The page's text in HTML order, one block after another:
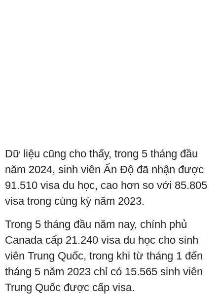
Dữ liệu cũng cho thấy, trong 5 tháng đầu
năm 2024, sinh viên Ấn Độ đã nhận được
91.510 visa du học, cao hơn so với 85.805
visa trong cùng kỳ năm 2023.
Trong 5 tháng đầu năm nay, chính phủ
Canada cấp 21.240 visa du học cho sinh
viên Trung Quốc, trong khi từ tháng 1 đến
tháng 5 năm 2023 chỉ có 15.565 sinh viên
Trung Quốc được cấp visa.